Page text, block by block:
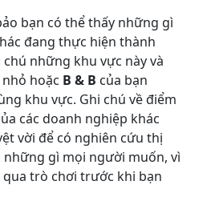
bạn có thể thấy những gì
đang thực hiện thành
những khu vực này và
hoặc B & B của bạn
khu vực. Ghi chú về điểm
các doanh nghiệp khác
vời để có nghiên cứu thị
gì mọi người muốn, vì
trò chơi trước khi bạn